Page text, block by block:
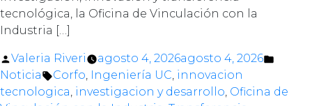
tecnológica, la Oficina de Vinculación con la
Industria […]
Posted
by
Valeria Riveri agosto 4, 2026agosto 4, 2026
Noticia Tags:
Corfo, Ingeniería UC, innovacion
tecnologica, investigacion y desarrollo, Oficina de